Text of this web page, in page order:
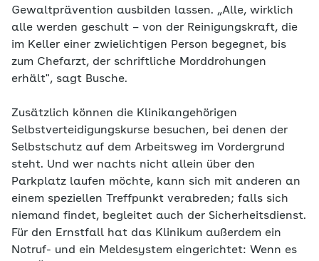
Gewaltprävention ausbilden lassen. „Alle, wirklich
alle werden geschult – von der Reinigungskraft, die
im Keller einer zwielichtigen Person begegnet, bis
zum Chefarzt, der schriftliche Morddrohungen
erhält", sagt Busche.
Zusätzlich können die Klinikangehörigen
Selbstverteidigungskurse besuchen, bei denen der
Selbstschutz auf dem Arbeitsweg im Vordergrund
steht. Und wer nachts nicht allein über den
Parkplatz laufen möchte, kann sich mit anderen an
einem speziellen Treffpunkt verabreden; falls sich
niemand findet, begleitet auch der Sicherheitsdienst.
Für den Ernstfall hat das Klinikum außerdem ein
Notruf- und ein Meldesystem eingerichtet: Wenn es